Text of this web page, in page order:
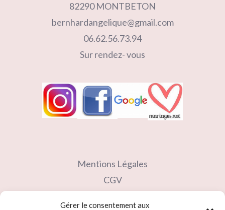
Gérer le consentement aux
82290 MONTBETON
bernhardangelique@gmail.com
06.62.56.73.94
Sur rendez- vous
Mentions Légales
CGV